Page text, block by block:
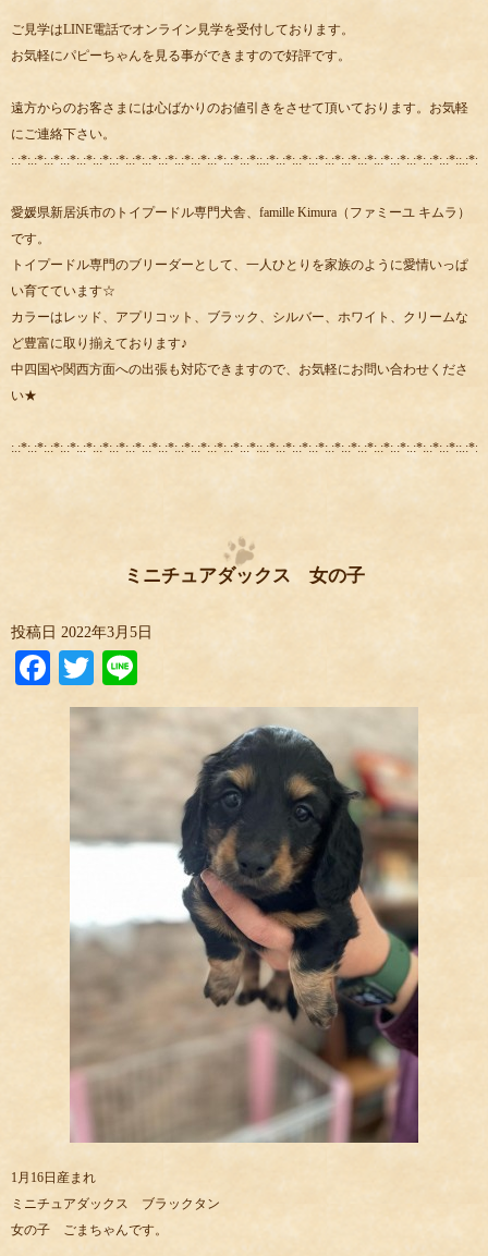
ご見学はLINE電話でオンライン見学を受付しております。
お気軽にパピーちゃんを見る事ができますので好評です。
遠方からのお客さまには心ばかりのお値引きをさせて頂いております。お気軽
にご連絡下さい。
:.:*:.:*:.:*:.:*:.:*:.:*:.:*:.:*:.:*:.:*:.:*:.:*:.:*:.:*:.:*::.:*:.:*:.:*:.:*:.:*:.:*:.:*:.:*:.:*:.:*:.:*:.:*::.:*:.:
愛媛県新居浜市のトイプードル専門犬舎、famille Kimura（ファミーユ キムラ）
です。
トイプードル専門のブリーダーとして、一人ひとりを家族のように愛情いっぱ
い育てています☆
カラーはレッド、アプリコット、ブラック、シルバー、ホワイト、クリームな
ど豊富に取り揃えております♪
中四国や関西方面への出張も対応できますので、お気軽にお問い合わせくださ
い★
:.:*:.:*:.:*:.:*:.:*:.:*:.:*:.:*:.:*:.:*:.:*:.:*:.:*:.:*:.:*::.:*:.:*:.:*:.:*:.:*:.:*:.:*:.:*:.:*:.:*:.:*:.:*::.:*:.:
ミニチュアダックス 女の子
投稿日 2022年3月5日
Facebook
Twitter
1月16日産まれ
ミニチュアダックス ブラックタン
女の子 ごまちゃんです。